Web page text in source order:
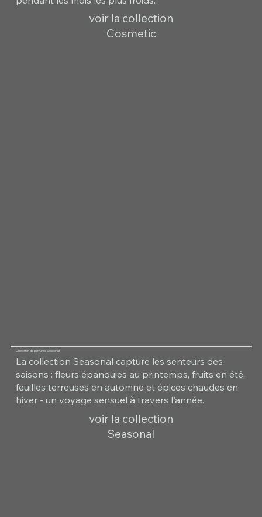
voir la collection
Cosmetic
Collection de parfums Seasonal
La collection Seasonal capture les senteurs des
saisons : fleurs épanouies au printemps, fruits en été,
feuilles terreuses en automne et épices chaudes en
hiver - un voyage sensuel à travers l'année.
voir la collection
Seasonal